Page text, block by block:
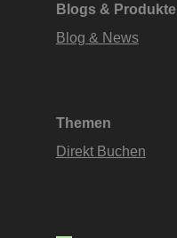
Blogs & Produkte
Blog & News
Themen
Direkt Buchen